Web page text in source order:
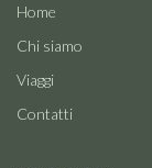
Home
Chi siamo
Viaggi
Contatti